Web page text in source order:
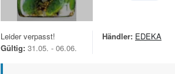
Leider verpasst!
Gültig: 31.05. - 06.06.
Händler: EDEKA